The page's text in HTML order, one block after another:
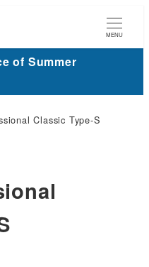
MENU
of Summer
Classic Type-S